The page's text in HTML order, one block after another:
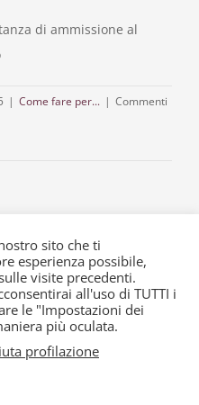
di ammissione al
| Come fare per... | Commenti
• Silvesti & Partners | P. IVA
Giovetti| Powered by
& Cookie Policy
sito che ti
esperienza possibile,
visite precedenti.
all'uso di TUTTI i
le "Impostazioni dei
più oculata.
profilazione